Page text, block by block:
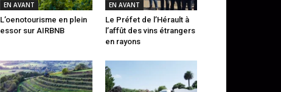
EN AVANT
L’oenotourisme en plein
essor sur AIRBNB
EN AVANT
Le Préfet de l’Hérault à
l’affût des vins étrangers
en rayons